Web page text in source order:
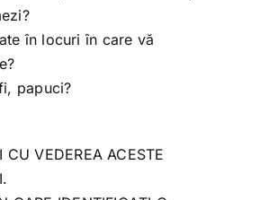
în locuri în care vă
papuci?
CU VEDEREA ACESTE